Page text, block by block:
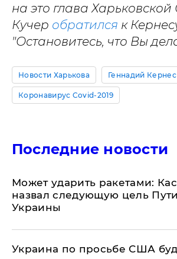
на это глава Харьковской
Кучер обратился к
"Остановитесь, что Вы
Новости Харькова Геннадий Кернес
Коронавирус Covid-2019
Последние новости
Может ударить ракетами:
назвал следующую цель
Украины
Украина по просьбе США